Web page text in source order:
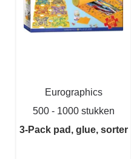
Eurographics
500 - 1000 stukken
3-Pack pad, glue, sorter